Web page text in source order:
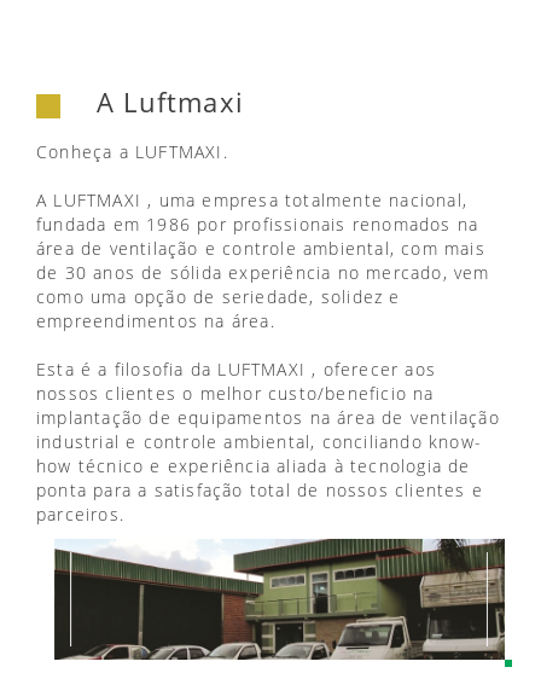
A Luftmaxi
Conheça a LUFTMAXI.
A LUFTMAXI , uma empresa totalmente nacional,
fundada em 1986 por profissionais renomados na
área de ventilação e controle ambiental, com mais
de 30 anos de sólida experiência no mercado, vem
como uma opção de seriedade, solidez e
empreendimentos na área.
Esta é a filosofia da LUFTMAXI , oferecer aos
nossos clientes o melhor custo/beneficio na
implantação de equipamentos na área de ventilação
industrial e controle ambiental, conciliando know-
how técnico e experiência aliada à tecnologia de
ponta para a satisfação total de nossos clientes e
parceiros.